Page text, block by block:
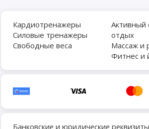
Кардиотренажеры
Силовые тренажеры
Свободные веса
Активный
отдых
Массаж и
Фитнес и
Банковские и юридические реквизиты